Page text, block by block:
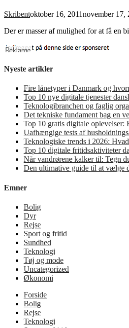
Skribentoktober 16, 2011november 17,
Der er masser af mulighed for at få en
Nyeste artikler
Fire lånetyper i Danmark og
Top 10 nye digitale tjenester
Teknologibranchen og faglig
Det tekniske fundament bag en
Top 10 gratis digitale
Uafhængige tests af
Teknologiske trends i 2026:
Top 10 digitale fritidsaktiviteter
Når vandrørene kalker til: Tegn
Den ultimative guide til at vælge
Emner
Bolig
Dyr
Rejse
Sport og fritid
Sundhed
Teknologi
Tøj og mode
Uncategorized
Økonomi
Forside
Bolig
Rejse
Teknologi